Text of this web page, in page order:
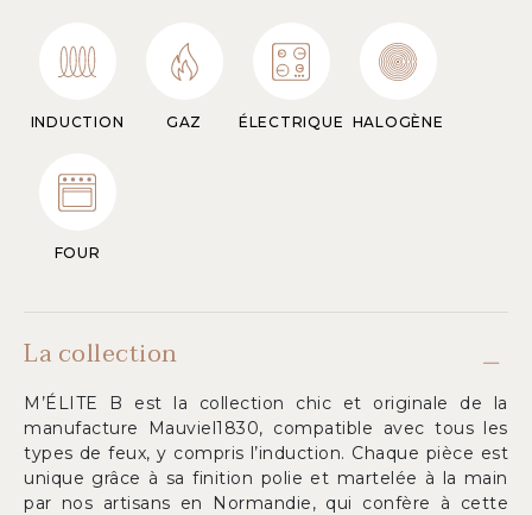
INDUCTION GAZ ÉLECTRIQUE HALOGÈNE
FOUR
La collection
M’ÉLITE B est la collection chic et originale de la
manufacture Mauviel1830, compatible avec tous les
types de feux, y compris l’induction. Chaque pièce est
unique grâce à sa finition polie et martelée à la main
par nos artisans en Normandie, qui confère à cette